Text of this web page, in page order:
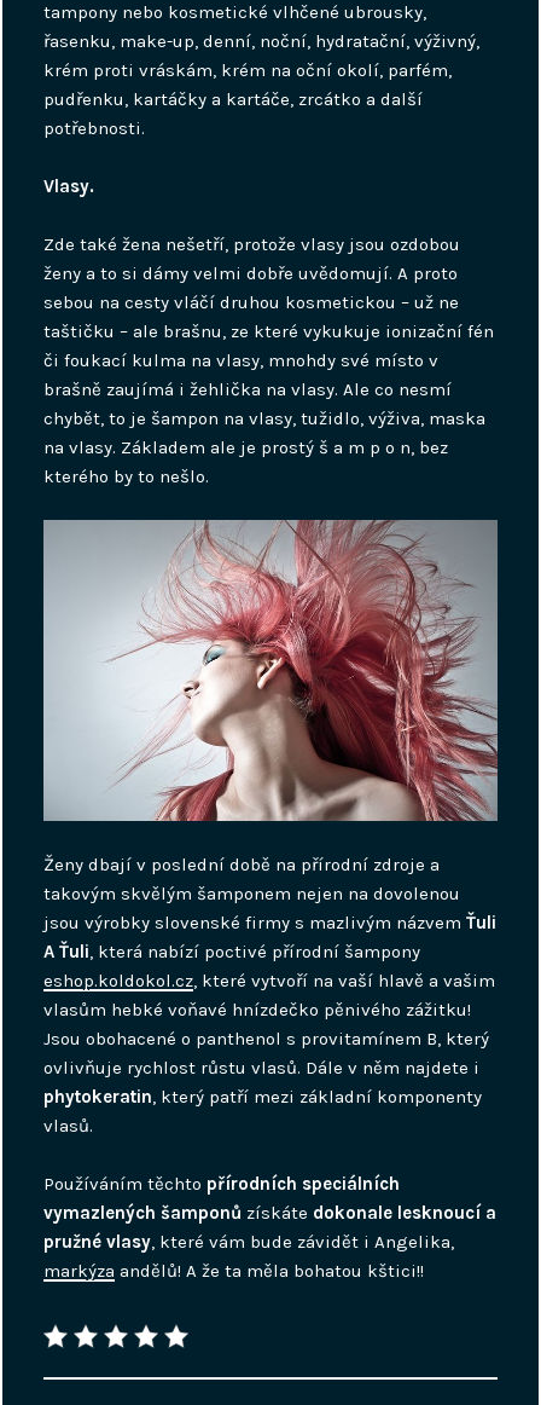
tampony nebo kosmetické vlhčené ubrousky,
řasenku, make-up, denní, noční, hydratační, výživný,
krém proti vráskám, krém na oční okolí, parfém,
pudřenku, kartáčky a kartáče, zrcátko a další
potřebnosti.
Vlasy.
Zde také žena nešetří, protože vlasy jsou ozdobou
ženy a to si dámy velmi dobře uvědomují. A proto
sebou na cesty vláčí druhou kosmetickou – už ne
taštičku – ale brašnu, ze které vykukuje ionizační fén
či foukací kulma na vlasy, mnohdy své místo v
brašně zaujímá i žehlička na vlasy. Ale co nesmí
chybět, to je šampon na vlasy, tužidlo, výživa, maska
na vlasy. Základem ale je prostý š a m p o n, bez
kterého by to nešlo.
Ženy dbají v poslední době na přírodní zdroje a
takovým skvělým šamponem nejen na dovolenou
jsou výrobky slovenské firmy s mazlivým názvemŤuli
A Ťuli, která nabízí poctivé přírodní šampony
eshop.koldokol.cz, které vytvoří na vaší hlavě a vašim
vlasům hebké voňavé hnízdečko pěnivého zážitku!
Jsou obohacené o panthenol s provitamínem B, který
ovlivňuje rychlost růstu vlasů. Dále v něm najdete i
phytokeratin, který patří mezi základní komponenty
vlasů.
Používáním těchto přírodních speciálních
vymazlených šamponů získáte dokonale lesknoucí a
pružné vlasy, které vám bude závidět i Angelika,
markýza andělů! A že ta měla bohatou kštici!!